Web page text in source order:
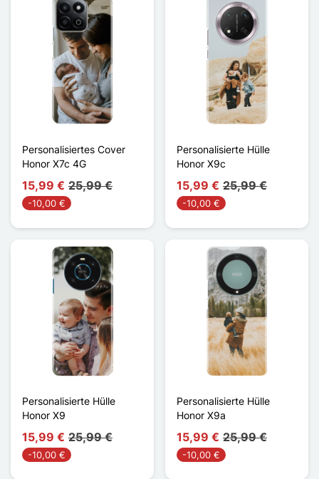
Personalisiertes Cover
Honor X7c 4G
15,99 € 25,99 €
-10,00 €
Personalisierte Hülle
Honor X9c
15,99 € 25,99 €
-10,00 €
Personalisierte Hülle
Honor X9
15,99 € 25,99 €
-10,00 €
Personalisierte Hülle
Honor X9a
15,99 € 25,99 €
-10,00 €